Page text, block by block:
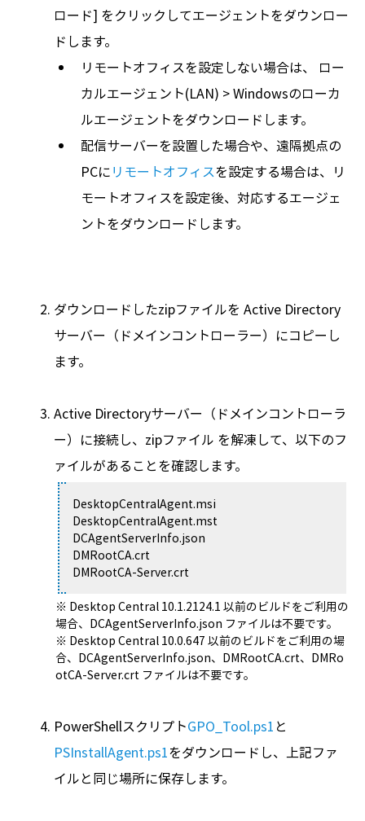
ロード] をクリックしてエージェントをダウンロー
ドします。
リモートオフィスを設定しない場合は、 ロー
カルエージェント(LAN) > Windowsのローカ
ルエージェントをダウンロードします。
配信サーバーを設置した場合や、遠隔拠点の
PCにリモートオフィスを設定する場合は、リ
モートオフィスを設定後、対応するエージェ
ントをダウンロードします。
ダウンロードしたzipファイルを Active Directory
サーバー（ドメインコントローラー）にコピーし
ます。
Active Directoryサーバー（ドメインコントローラ
ー）に接続し、zipファイル を解凍して、以下のフ
ァイルがあることを確認します。
DesktopCentralAgent.msi
DesktopCentralAgent.mst
DCAgentServerInfo.json
DMRootCA.crt
DMRootCA-Server.crt
※ Desktop Central 10.1.2124.1 以前のビルドをご利用の
場合、DCAgentServerInfo.json ファイルは不要です。
※ Desktop Central 10.0.647 以前のビルドをご利用の場
合、DCAgentServerInfo.json、DMRootCA.crt、DMRo
otCA-Server.crt ファイルは不要です。
PowerShellスクリプトGPO_Tool.ps1 と
PSInstallAgent.ps1をダウンロードし、上記ファ
イルと同じ場所に保存します。